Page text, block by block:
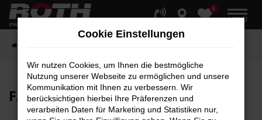
Zum
Hauptinhalt
0
MENÜ
FAHRZEUG-SHOWROOM
Cookie Einstellungen
Wir nutzen Cookies, um Ihnen die bestmögliche
Nutzung unserer Webseite zu ermöglichen und unsere
Kommunikation mit Ihnen zu verbessern. Wir
berücksichtigen hierbei Ihre Präferenzen und
verarbeiten Daten für Marketing und Statistiken nur,